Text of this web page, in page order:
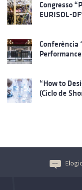
Congresso
EURISOL-
Conferência
“How to
(Ciclo de